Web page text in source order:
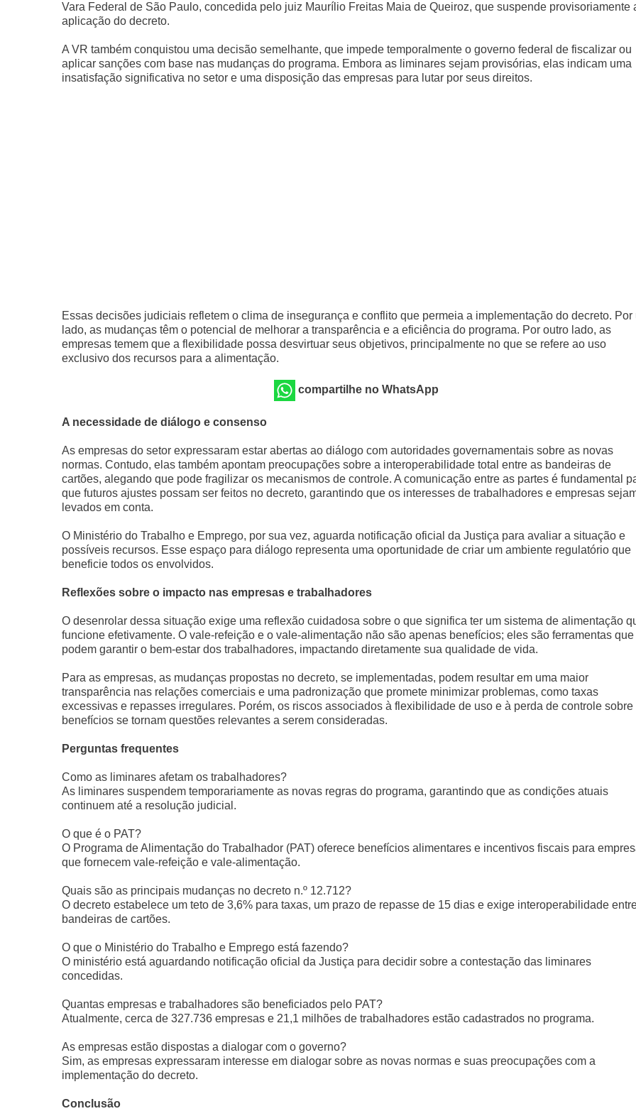
Vara Federal de São Paulo, concedida pelo juiz Maurílio Freitas Maia de Queiroz, que suspende provisoriamente
aplicação do decreto.
A VR também conquistou uma decisão semelhante, que impede temporalmente o governo federal de fiscalizar ou
aplicar sanções com base nas mudanças do programa. Embora as liminares sejam provisórias, elas indicam uma
insatisfação significativa no setor e uma disposição das empresas para lutar por seus direitos.
Essas decisões judiciais refletem o clima de insegurança e conflito que permeia a implementação do decreto. Por
lado, as mudanças têm o potencial de melhorar a transparência e a eficiência do programa. Por outro lado, as
empresas temem que a flexibilidade possa desvirtuar seus objetivos, principalmente no que se refere ao uso
exclusivo dos recursos para a alimentação.
compartilhe no WhatsApp
A necessidade de diálogo e consenso
As empresas do setor expressaram estar abertas ao diálogo com autoridades governamentais sobre as novas
normas. Contudo, elas também apontam preocupações sobre a interoperabilidade total entre as bandeiras de
cartões, alegando que pode fragilizar os mecanismos de controle. A comunicação entre as partes é fundamental
que futuros ajustes possam ser feitos no decreto, garantindo que os interesses de trabalhadores e empresas
levados em conta.
O Ministério do Trabalho e Emprego, por sua vez, aguarda notificação oficial da Justiça para avaliar a situação e
possíveis recursos. Esse espaço para diálogo representa uma oportunidade de criar um ambiente regulatório que
beneficie todos os envolvidos.
Reflexões sobre o impacto nas empresas e trabalhadores
O desenrolar dessa situação exige uma reflexão cuidadosa sobre o que significa ter um sistema de alimentação
funcione efetivamente. O vale-refeição e o vale-alimentação não são apenas benefícios; eles são ferramentas que
podem garantir o bem-estar dos trabalhadores, impactando diretamente sua qualidade de vida.
Para as empresas, as mudanças propostas no decreto, se implementadas, podem resultar em uma maior
transparência nas relações comerciais e uma padronização que promete minimizar problemas, como taxas
excessivas e repasses irregulares. Porém, os riscos associados à flexibilidade de uso e à perda de controle sobre
benefícios se tornam questões relevantes a serem consideradas.
Perguntas frequentes
Como as liminares afetam os trabalhadores?
As liminares suspendem temporariamente as novas regras do programa, garantindo que as condições atuais
continuem até a resolução judicial.
O que é o PAT?
O Programa de Alimentação do Trabalhador (PAT) oferece benefícios alimentares e incentivos fiscais para
que fornecem vale-refeição e vale-alimentação.
Quais são as principais mudanças no decreto n.º 12.712?
O decreto estabelece um teto de 3,6% para taxas, um prazo de repasse de 15 dias e exige interoperabilidade
bandeiras de cartões.
O que o Ministério do Trabalho e Emprego está fazendo?
O ministério está aguardando notificação oficial da Justiça para decidir sobre a contestação das liminares
concedidas.
Quantas empresas e trabalhadores são beneficiados pelo PAT?
Atualmente, cerca de 327.736 empresas e 21,1 milhões de trabalhadores estão cadastrados no programa.
As empresas estão dispostas a dialogar com o governo?
Sim, as empresas expressaram interesse em dialogar sobre as novas normas e suas preocupações com a
implementação do decreto.
Conclusão